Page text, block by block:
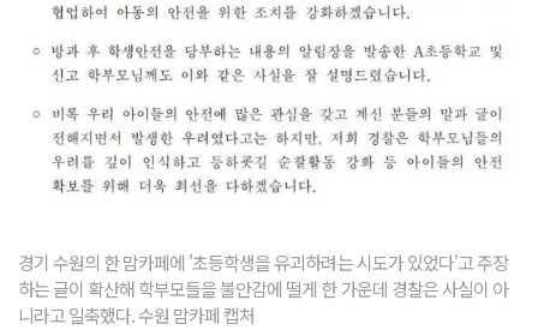
경기 수원의 한 맘카페에 '초등학생을 유괴하려는 시도가 있었다'고 주장
하는 글이 확산해 학부모들을 불안감에 떨게 한 가운데 경찰은 사실이 아
니라고 일축했다. 수원 맘카페 캡처